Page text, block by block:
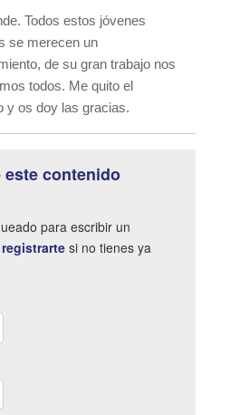
Todos estos jóvenes
se merecen un
de su gran trabajo nos
todos. Me quito el
y os doy las gracias.
contenido
para escribir un
registrarte si no tienes ya